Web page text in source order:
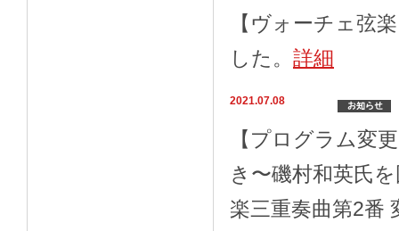
【ヴォーチェ弦
した。 詳細
2021.07.08
【プログラム変
き〜磯村和英氏
楽三重奏曲第2番